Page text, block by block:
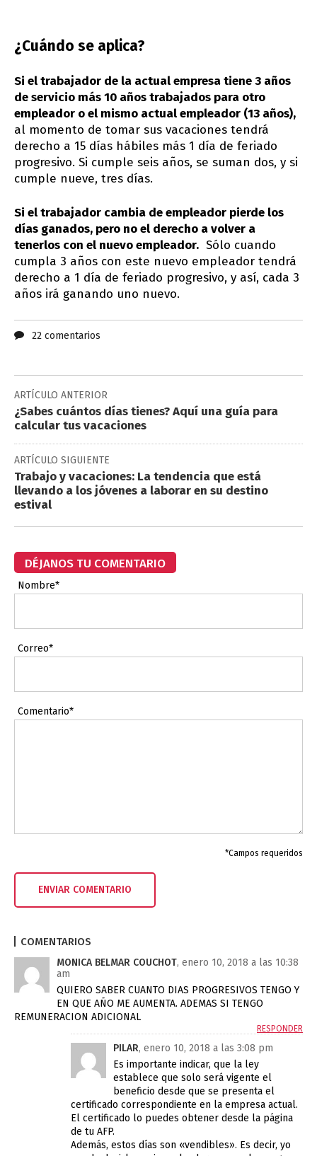
¿Cuándo se aplica?
Si el trabajador de la actual empresa tiene 3 años
de servicio más 10 años trabajados para otro
empleador o el mismo actual empleador (13 años),
al momento de tomar sus vacaciones tendrá
derecho a 15 días hábiles más 1 día de feriado
progresivo. Si cumple seis años, se suman dos, y si
cumple nueve, tres días.
Si el trabajador cambia de empleador pierde los
días ganados, pero no el derecho a volver a
tenerlos con el nuevo empleador. Sólo cuando
cumpla 3 años con este nuevo empleador tendrá
derecho a 1 día de feriado progresivo, y así, cada 3
años irá ganando uno nuevo.
22 comentarios
ARTÍCULO ANTERIOR
¿Sabes cuántos días tienes? Aquí una guía para
calcular tus vacaciones
ARTÍCULO SIGUIENTE
Trabajo y vacaciones: La tendencia que está
llevando a los jóvenes a laborar en su destino
estival
DÉJANOS TU COMENTARIO
Nombre*
Correo*
Comentario*
*Campos requeridos
COMENTARIOS
MONICA BELMAR COUCHOT, enero 10, 2018 a las 10:38
am
QUIERO SABER CUANTO DIAS PROGRESIVOS TENGO Y
EN QUE AÑO ME AUMENTA. ADEMAS SI TENGO
REMUNERACION ADICIONAL
RESPONDER
PILAR, enero 10, 2018 a las 3:08 pm
Es importante indicar, que la ley
establece que solo será vigente el
beneficio desde que se presenta el
certificado correspondiente en la empresa actual.
El certificado lo puedes obtener desde la página
de tu AFP.
Además, estos días son «vendibles». Es decir, yo